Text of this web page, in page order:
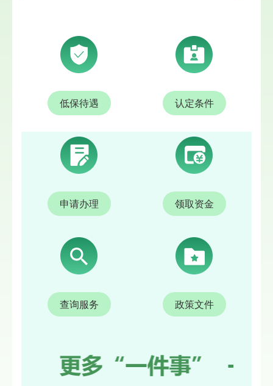
照保障标准发放低保金。
低保待遇 认定条件
申请办理 领取资金
查询服务 政策文件